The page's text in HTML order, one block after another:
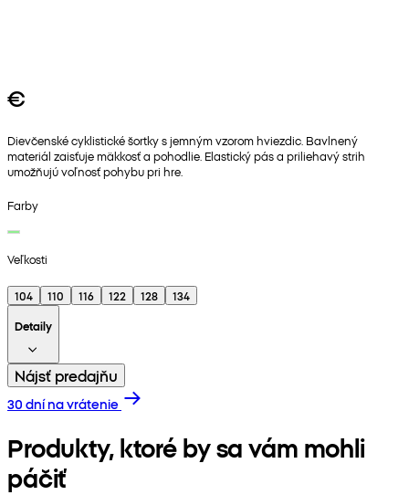
€
Dievčenské cyklistické šortky s jemným vzorom hviezdic. Bavlnený
materiál zaisťuje mäkkosť a pohodlie. Elastický pás a priliehavý strih
umožňujú voľnosť pohybu pri hre.
Farby
Veľkosti
104 110 116 122 128
134
Detaily
Nájsť predajňu
30 dní na vrátenie
Produkty, ktoré by sa vám mohli
páčiť